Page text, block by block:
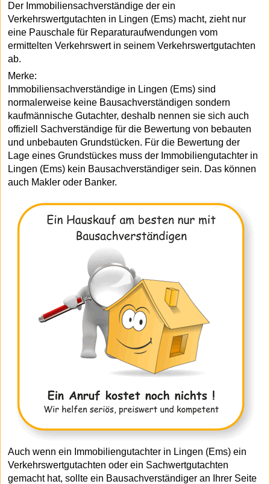
Der Immobiliensachverständige der ein
Verkehrswertgutachten in Lingen (Ems) macht, zieht nur
eine Pauschale für Reparaturaufwendungen vom
ermittelten Verkehrswert in seinem Verkehrswertgutachten
ab.
Merke:
Immobiliensachverständige in Lingen (Ems) sind
normalerweise keine Bausachverständigen sondern
kaufmännische Gutachter, deshalb nennen sie sich auch
offiziell Sachverständige für die Bewertung von bebauten
und unbebauten Grundstücken. Für die Bewertung der
Lage eines Grundstückes muss der Immobiliengutachter in
Lingen (Ems) kein Bausachverständiger sein. Das können
auch Makler oder Banker.
Auch wenn ein Immobiliengutachter in Lingen (Ems) ein
Verkehrswertgutachten oder ein Sachwertgutachten
gemacht hat, sollte ein Bausachverständiger an Ihrer Seite